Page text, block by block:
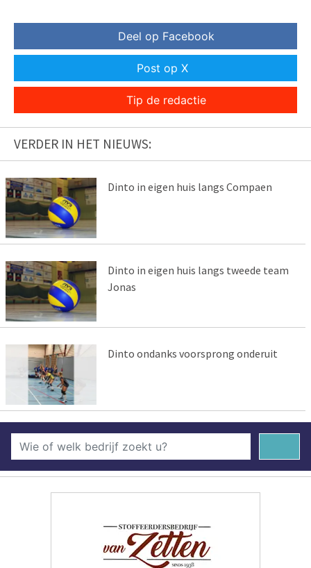
Deel op Facebook
Post op X
Tip de redactie
VERDER IN HET NIEUWS:
Dinto in eigen huis langs Compaen
Dinto in eigen huis langs tweede team
Jonas
Dinto ondanks voorsprong onderuit